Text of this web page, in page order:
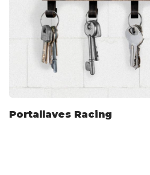
Portallaves Racing